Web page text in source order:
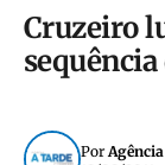
Cruzeiro
Por